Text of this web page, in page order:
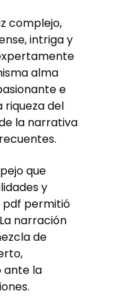
complejo,
intriga y
alma
e
riqueza del
la narrativa
que
y
pdf permitió
narración
de
ante la